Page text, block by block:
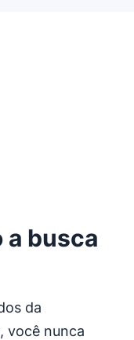
a busca
da
você nunca